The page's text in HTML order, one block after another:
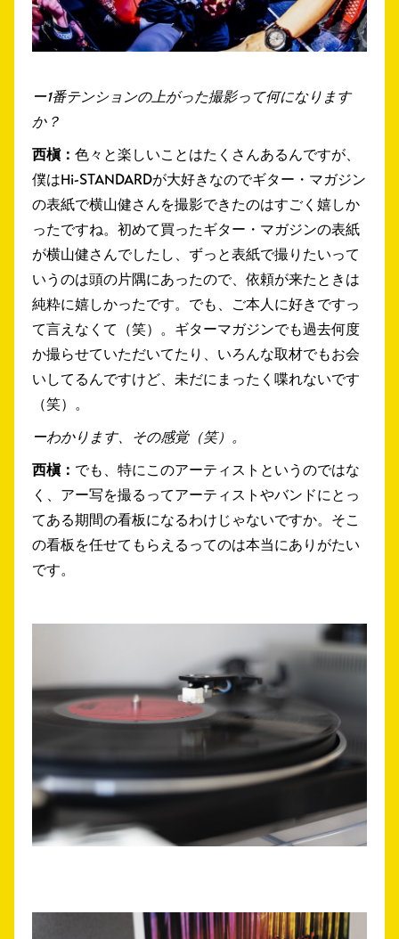
ー1番テンションの上がった撮影って何になります
か？
西槇： 色々と楽しいことはたくさんあるんですが、
僕はHi-STANDARDが大好きなのでギター・マガジン
の表紙で横山健さんを撮影できたのはすごく嬉しか
ったですね。初めて買ったギター・マガジンの表紙
が横山健さんでしたし、ずっと表紙で撮りたいって
いうのは頭の片隅にあったので、依頼が来たときは
純粋に嬉しかったです。でも、ご本人に好きですっ
て言えなくて（笑）。ギターマガジンでも過去何度
か撮らせていただいてたり、いろんな取材でもお会
いしてるんですけど、未だにまったく喋れないです
（笑）。
ーわかります、その感覚（笑）。
西槇： でも、特にこのアーティストというのではな
く、アー写を撮るってアーティストやバンドにとっ
てある期間の看板になるわけじゃないですか。そこ
の看板を任せてもらえるってのは本当にありがたい
です。